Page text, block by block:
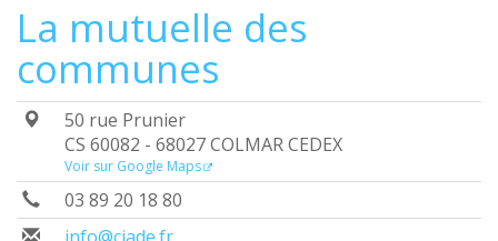
La mutuelle des
communes
50 rue Prunier
CS 60082 - 68027 COLMAR CEDEX
Voir sur Google Maps
03 89 20 18 80